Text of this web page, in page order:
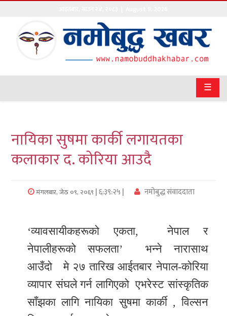
गृहपृष्ठ
राजनीति
प्रवास
अर्थवाणिज्य
कला
सूचना
प्रविधि
☰
नायिका सुषमा कार्की लगायतका
कलाकार द. कोरिया आउदै
मंगलबार, जेठ ०९, २०६९ | ६:३९:२५ | नमोबुद्ध संवाददाता
‘व्यावसायीकहरूको एकता, नेपाल र
नेपालीहरूको सफलता’ भन्ने नारासाथ
आउँदो मे २७ तारिख आईतबार नेपाल-कोरिया
व्यापार संघले गर्न लागिएको एभरेस्ट सांस्कृतिक
साँझका लागि नायिका सुषमा कार्की , विल्सन